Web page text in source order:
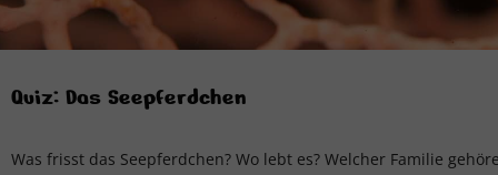
Quiz: Das Seepferdchen
Was frisst das Seepferdchen? Wo lebt es? Welcher Familie